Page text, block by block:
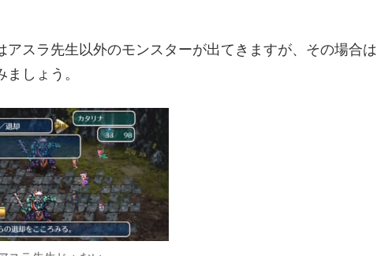
スラ先生以外のモンスターが出てきますが、その場合は
しょう。